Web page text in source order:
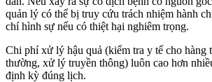
quản lý có thể bị truy cứu trách nhiệm hành
chí hình sự nếu có thiệt hại nghiêm trọng.
Chi phí xử lý hậu quả (kiểm tra y tế cho hàng
thường, xử lý truyền thông) luôn cao hơn
định kỳ đúng lịch.